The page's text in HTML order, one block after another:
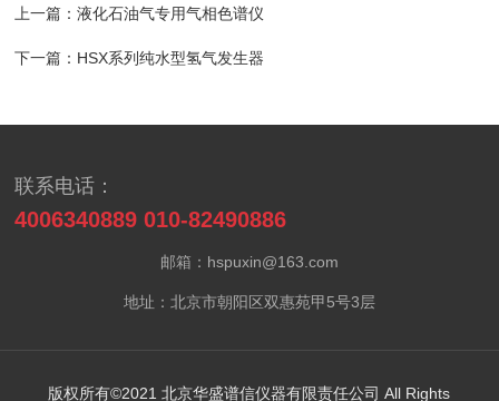
上一篇：液化石油气专用气相色谱仪
下一篇： HSX系列纯水型氢气发生器
联系电话：
4006340889 010-82490886
邮箱：hspuxin@163.com
地址：北京市朝阳区双惠苑甲5号3层
版权所有©2021 北京华盛谱信仪器有限责任公司 All Rights